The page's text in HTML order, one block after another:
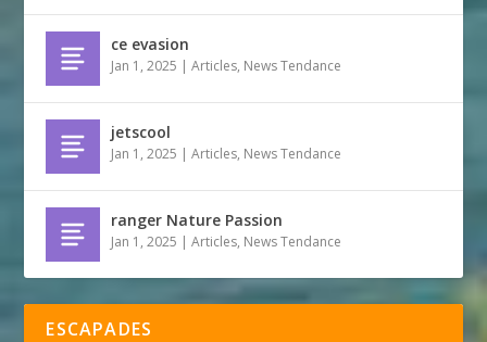
ce evasion
Jan 1, 2025 |Articles, News Tendance
jetscool
Jan 1, 2025 |Articles, News Tendance
ranger Nature Passion
Jan 1, 2025 |Articles, News Tendance
ESCAPADES